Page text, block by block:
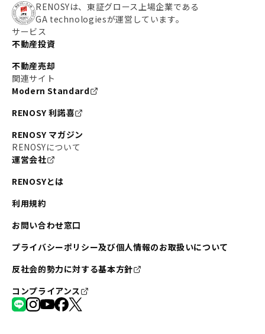
RENOSYは、東証グロース上場企業である
GA technologiesが運営しています。
サービス
不動産投資
不動産売却
関連サイト
Modern Standard
RENOSY 利諾喜
RENOSY マガジン
RENOSYについて
運営会社
RENOSYとは
利用規約
お問い合わせ窓口
プライバシーポリシー及び個人情報のお取扱いについて
反社会的勢力に対する基本方針
コンプライアンス